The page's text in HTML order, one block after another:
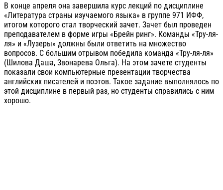
В конце апреля она завершила курс лекций по дисциплине
«Литература страны изучаемого языка» в группе 971 ИФФ,
итогом которого стал творческий зачет. Зачет был проведен
преподавателем в форме игры «Брейн ринг». Команды «Тру-ля-
ля» и «Лузеры» должны были ответить на множество
вопросов. С большим отрывом победила команда «Тру-ля-ля»
(Шилова Даша, Звонарева Ольга). На этом зачете студенты
показали свои компьютерные презентации творчества
английских писателей и поэтов. Такое задание выполнялось по
этой дисциплине в первый раз, но студенты справились с ним
хорошо.